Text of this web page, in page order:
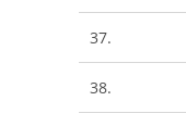
37.
38.